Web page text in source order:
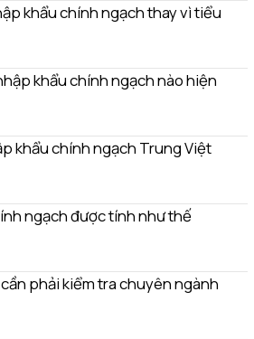
khẩu chính ngạch thay vì tiểu
khẩu chính ngạch nào hiện
khẩu chính ngạch Trung Việt
ngạch được tính như thế
phải kiểm tra chuyên ngành